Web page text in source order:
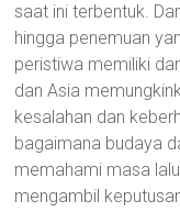
saat ini terbentuk.
hingga penemuan
peristiwa memiliki
dan Asia
kesalahan dan
bagaimana budaya
memahami masa
mengambil